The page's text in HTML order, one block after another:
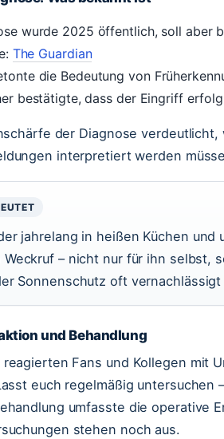
wurde 2025 öffentlich, soll aber
The Guardian
die Bedeutung von
bestätigte, dass der Eingriff
der Diagnose
interpretiert werden
jahrelang in heißen Küchen
Weckruf – nicht nur für ihn selbst,
Sonnenschutz oft
und Behandlung
reagierten Fans und Kollegen mit
euch regelmäßig untersuchen
umfasste die operative
stehen noch aus.